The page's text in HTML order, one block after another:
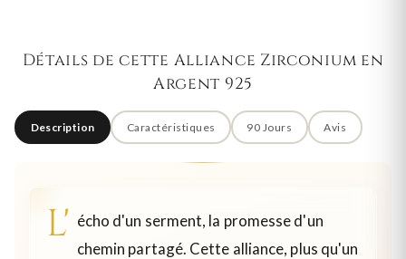
Détails de cette Alliance Zirconium en
Argent 925
Description Caractéristiques 90 Jours Avis
L' écho d'un serment, la promesse d'un
chemin partagé. Cette alliance, plus qu'un